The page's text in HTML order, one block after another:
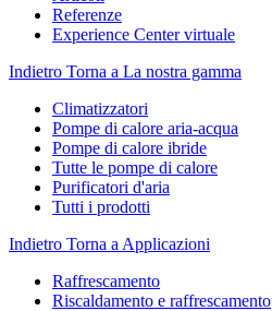
Referenze
Experience Center virtuale
Indietro Torna a La nostra gamma
Climatizzatori
Pompe di calore aria-acqua
Pompe di calore ibride
Tutte le pompe di calore
Purificatori d'aria
Tutti i prodotti
Indietro Torna a Applicazioni
Raffrescamento
Riscaldamento e raffrescamento